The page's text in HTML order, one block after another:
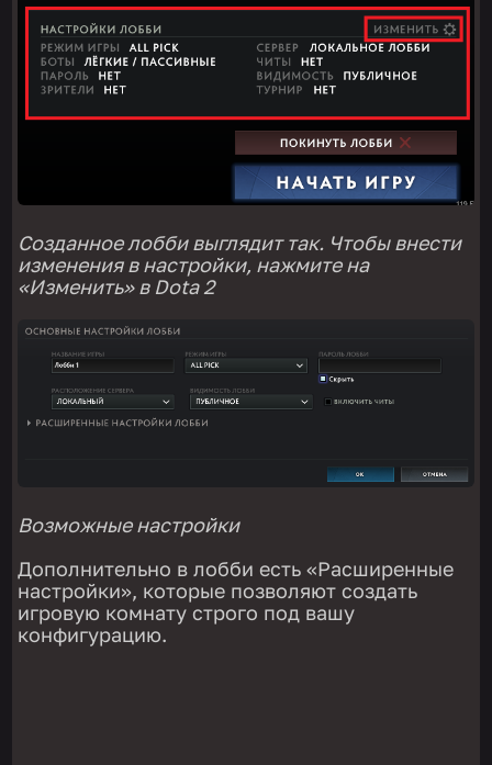
Созданноелоббивыглядит так. Чтобы внести
изменения внастройки, нажмите на
«Изменить» в Dota2
Возможныенастройки
Дополнительно в лобби есть «Расширенные
настройки», которые позволяют создать
игровую комнату строго под вашу
конфигурацию.